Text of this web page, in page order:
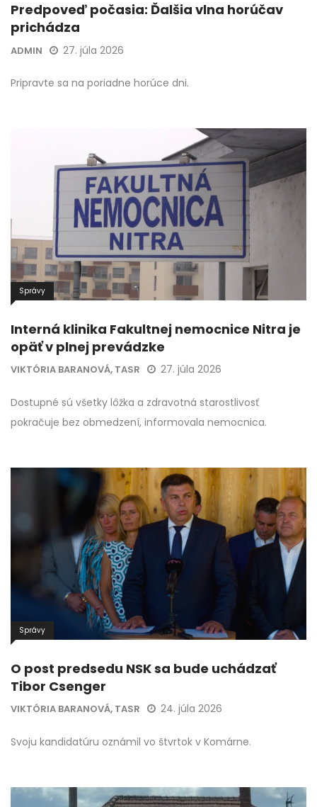
Predpoveď počasia: Ďalšia vlna horúčav
prichádza
ADMIN 27. júla 2026
Pripravte sa na poriadne horúce dni.
Správy
Interná klinika Fakultnej nemocnice Nitra je
opäť v plnej prevádzke
VIKTÓRIA BARANOVÁ, TASR 27. júla 2026
Dostupné sú všetky lôžka a zdravotná starostlivosť
pokračuje bez obmedzení, informovala nemocnica.
Správy
O post predsedu NSK sa bude uchádzať
Tibor Csenger
VIKTÓRIA BARANOVÁ, TASR 24. júla 2026
Svoju kandidatúru oznámil vo štvrtok v Komárne.